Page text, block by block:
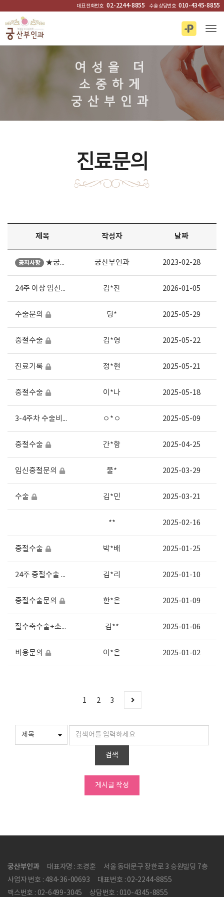
대표 전화번호 02-2244-8855 수술 상담번호 010-4345-8855
진료문의
제목 작성자 날짜
공지사항 ★궁산부인과 수술문의 ★ 궁산부인과 2023-02-28
24주 이상 임신중단수술 김*진 2026-01-05
수술문의 딩* 2025-05-29
중절수술 김*영 2025-05-22
진료기록 정*현 2025-05-21
중절수술 이*나 2025-05-18
3-4주차 수술비용여부 ㅇ*ㅇ 2025-05-09
중절수술 간*함 2025-04-25
임신중절문의 물* 2025-03-29
수술 김*민 2025-03-21
** 2025-02-16
중절수술 박*배 2025-01-25
24주 중절수술 문의 김*리 2025-01-10
중절수술문의 한*은 2025-01-09
질수축수술+소음순술+음핵노출수술 김** 2025-01-06
비용문의 이*은 2025-01-02
1 2 3
검색
게시글 작성
궁산부인과 대표자명 : 조경훈
서울 동대문구 장한로 3 승원빌딩 7층
사업자 번호 : 484-36-00693
대표번호 : 02-2244-8855
팩스번호 : 02-6499-3045
상담번호 : 010-4345-8855